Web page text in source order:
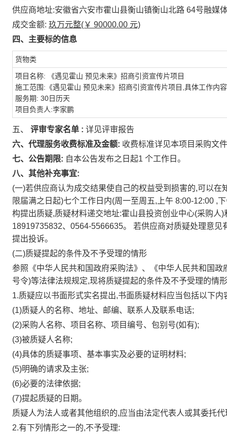
供应商地址:安徽省六安市霍山县衡山镇衡山北路 64号融媒
成交金额: 玖万元整(￥ 90000.00 元)
四、主要标的信息
货物类
项目名称: 《遇见霍山 预见未来》招商引资宣传片项目
施工范围:《遇见霍山 预见未来》招商引资宣传片项目,具体工作内
服务期: 30日历天
项目负责人:李家鹏
五、 评审专家名单 : 详见评审报告
六、代理服务收费标准及金额: 收费标准详见本项目采购文件
七、公告期限: 自本公告发布之日起1 个工作日。
八、其他补充事宜:
(一)若供应商认为成交结果使自己的权益受到损害的,可以
限届满之日起)七个工作日内(周一至周五,上午 8:00-12:00 ,
构提出质疑,质疑材料递交地址:霍山县投资创业中心(采购
18919735832、0564-5566635。 若供应商对质疑处理意见
提出投诉。
(二)质疑提起的条件及不予受理的情形
参照《中华人民共和国政府采购法》、《中华人民共和国
号令)等法律法规规定,现将质疑提起的条件及不予受理的情
1.质疑应以书面形式实名提出,书面质疑材料应当包括以下内
(1)质疑人的名称、地址、邮编、联系人及联系电话;
(2)采购人名称、项目名称、项目编号、包别号(如有);
(3)被质疑人名称;
(4)具体的质疑事项、基本事实及必要的证明材料;
(5)明确的请求及主张;
(6)必要的法律依据;
(7)提起质疑的日期。
质疑人为法人或者其他组织的,应当由法定代表人或其委托
2.有下列情形之一的,不予受理: